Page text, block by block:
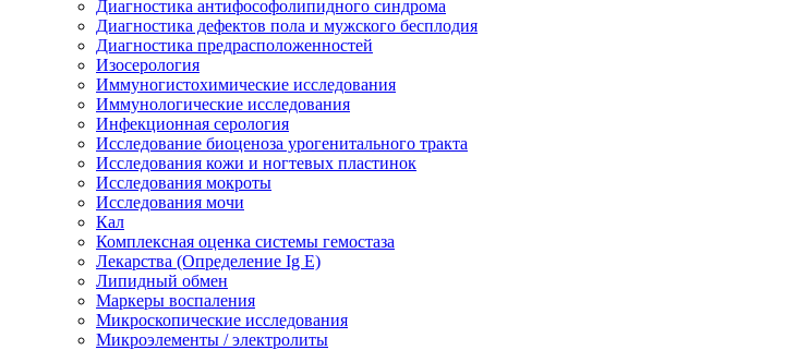
Диагностика антифософолипидного синдрома
Диагностика дефектов пола и мужского бесплодия
Диагностика предрасположенностей
Изосерология
Иммуногистохимические исследования
Иммунологические исследования
Инфекционная серология
Исследование биоценоза урогенитального тракта
Исследования кожи и ногтевых пластинок
Исследования мокроты
Исследования мочи
Кал
Комплексная оценка системы гемостаза
Лекарства (Определение Ig E)
Липидный обмен
Маркеры воспаления
Микроскопические исследования
Микроэлементы / электролиты